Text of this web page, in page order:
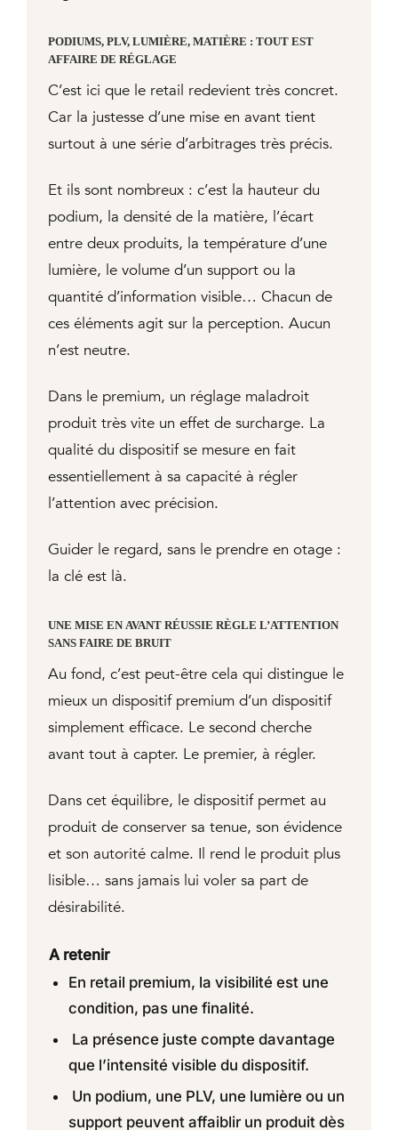
PODIUMS, PLV, LUMIÈRE, MATIÈRE : TOUT EST
AFFAIRE DE RÉGLAGE
C’est ici que le retail redevient très concret.
Car la justesse d’une mise en avant tient
surtout à une série d’arbitrages très précis.
Et ils sont nombreux : c’est la hauteur du
podium, la densité de la matière, l’écart
entre deux produits, la température d’une
lumière, le volume d’un support ou la
quantité d’information visible… Chacun de
ces éléments agit sur la perception. Aucun
n’est neutre.
Dans le premium, un réglage maladroit
produit très vite un effet de surcharge. La
qualité du dispositif se mesure en fait
essentiellement à sa capacité à régler
l’attention avec précision.
Guider le regard, sans le prendre en otage :
la clé est là.
UNE MISE EN AVANT RÉUSSIE RÈGLE L’ATTENTION
SANS FAIRE DE BRUIT
Au fond, c’est peut-être cela qui distingue le
mieux un dispositif premium d’un dispositif
simplement efficace. Le second cherche
avant tout à capter. Le premier, à régler.
Dans cet équilibre, le dispositif permet au
produit de conserver sa tenue, son évidence
et son autorité calme. Il rend le produit plus
lisible… sans jamais lui voler sa part de
désirabilité.
A retenir
En retail premium, la visibilité est une
condition, pas une finalité.
La présence juste compte davantage
que l’intensité visible du dispositif.
Un podium, une PLV, une lumière ou un
support peuvent affaiblir un produit dès